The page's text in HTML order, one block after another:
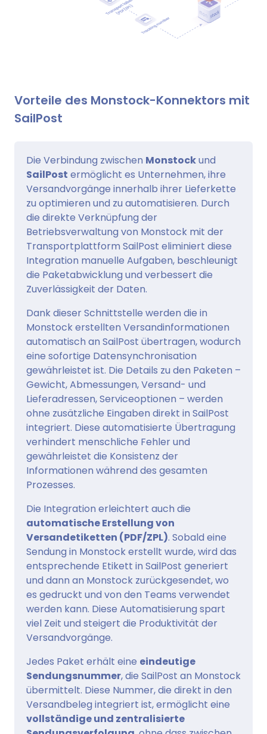
Vorteile des Monstock-Konnektors mit
SailPost
Die Verbindung zwischen Monstockund
SailPost ermöglicht es Unternehmen, ihre
Versandvorgänge innerhalb ihrer Lieferkette
zu optimieren und zu automatisieren. Durch
die direkte Verknüpfung der
Betriebsverwaltung von Monstock mit der
Transportplattform SailPost eliminiert diese
Integration manuelle Aufgaben, beschleunigt
die Paketabwicklung und verbessert die
Zuverlässigkeit der Daten.
Dank dieser Schnittstelle werden die in
Monstock erstellten Versandinformationen
automatisch an SailPost übertragen, wodurch
eine sofortige Datensynchronisation
gewährleistet ist. Die Details zu den Paketen –
Gewicht, Abmessungen, Versand- und
Lieferadressen, Serviceoptionen – werden
ohne zusätzliche Eingaben direkt in SailPost
integriert. Diese automatisierte Übertragung
verhindert menschliche Fehler und
gewährleistet die Konsistenz der
Informationen während des gesamten
Prozesses.
Die Integration erleichtert auch die
automatische Erstellung von
Versandetiketten (PDF/ZPL). Sobald eine
Sendung in Monstock erstellt wurde, wird das
entsprechende Etikett in SailPost generiert
und dann an Monstock zurückgesendet, wo
es gedruckt und von den Teams verwendet
werden kann. Diese Automatisierung spart
viel Zeit und steigert die Produktivität der
Versandvorgänge.
Jedes Paket erhält eine eindeutige
Sendungsnummer, die SailPost an Monstock
übermittelt. Diese Nummer, die direkt in den
Versandbeleg integriert ist, ermöglicht eine
vollständige und zentralisierte